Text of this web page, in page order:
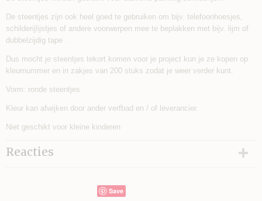
De steentjes zijn ook heel goed te gebruiken om bijv. telefoonhoesjes,
schilderijlijstjes of andere voorwerpen mee te beplakken met bijv. lijm of
dubbelzijdig tape .
Dus mocht je steentjes tekort komen voor je project kun je ze kopen op
kleurnummer en in zakjes van 200 stuks zodat je weer verder kunt.
Vorm: ronde steentjes
Kleur kan afwijken door ander verfbad en / of leverancier.
Niet geschikt voor kleine kinderen
Reacties
Save